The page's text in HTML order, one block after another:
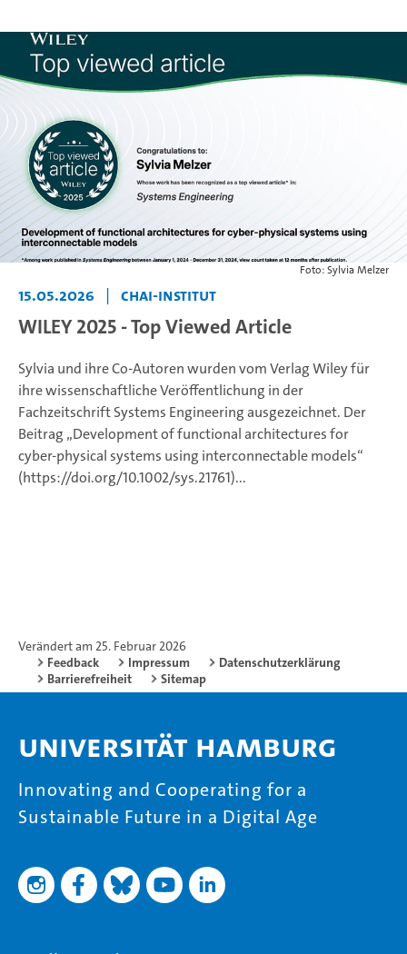
Foto: Sylvia Melzer
15.05.2026 | CHAI-Institut
WILEY 2025 - Top Viewed Article
Sylvia und ihre Co-Autoren wurden vom Verlag Wiley für
ihre wissenschaftliche Veröffentlichung in der
Fachzeitschrift Systems Engineering ausgezeichnet. Der
Beitrag „Development of functional architectures for
cyber-physical systems using interconnectable models“
(https://doi.org/10.1002/sys.21761)...
Verändert am 25. Februar 2026
Feedback
Impressum
Datenschutzerklärung
Barrierefreiheit
Sitemap
Universität Hamburg
Innovating and Cooperating for a
Sustainable Future in a Digital Age